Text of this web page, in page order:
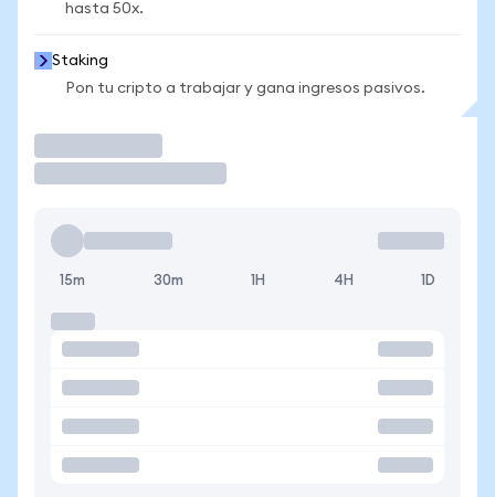
hasta 50x.
Staking
Pon tu cripto a trabajar y gana ingresos pasivos.
15m 30m 1H 4H 1D